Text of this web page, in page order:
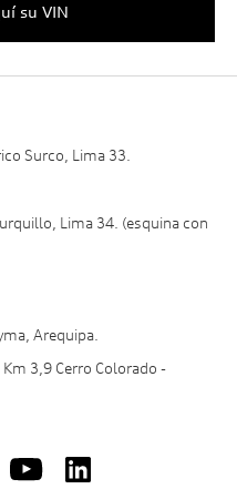
su VIN
Surco, Lima 33.
Lima 34. (esquina con
Arequipa.
3,9 Cerro Colorado -